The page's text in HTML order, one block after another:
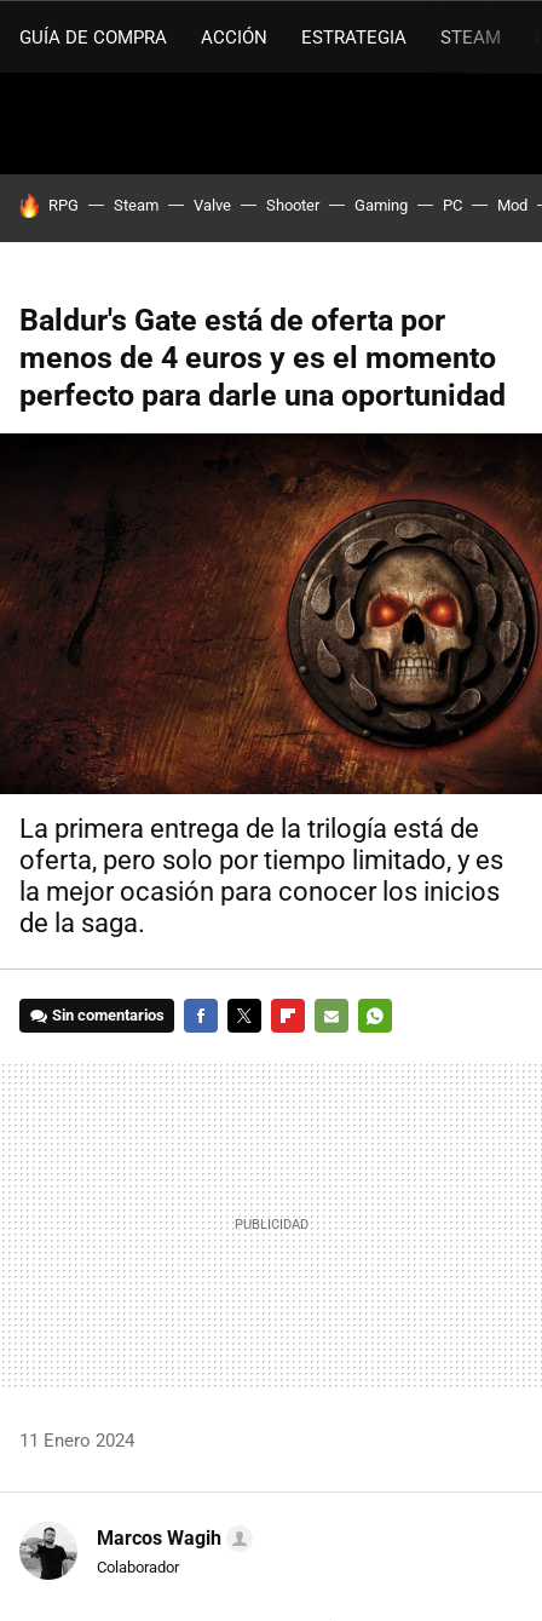
GUÍA DE COMPRA ACCIÓN ESTRATEGIA STEAM
HOY SE HABLA DE
RPG Steam Valve Shooter Gaming PC Mod
Baldur's Gate está de oferta por
menos de 4 euros y es el momento
perfecto para darle una oportunidad
La primera entrega de la trilogía está de
oferta, pero solo por tiempo limitado, y es
la mejor ocasión para conocer los inicios
de la saga.
Sin comentarios
MAIL
11 Enero 2024
Marcos Wagih
Colaborador